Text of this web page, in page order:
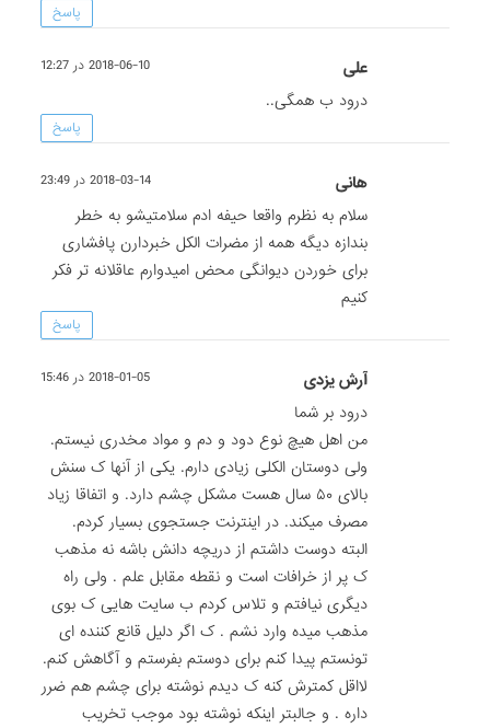
پاسخ
علی 2018-06-10 در 12:27
درود ب همگی..
پاسخ
هانی 2018-03-14 در 23:49
سلام به نظرم واقعا حیفه ادم سلامتیشو به خطر
بندازه دیگه همه از مضرات الکل خبردارن پافشاری
برای خوردن دیوانگی محض امیدوارم عاقلانه تر فکر
کنیم
پاسخ
آرش یزدی 2018-01-05 در 15:46
درود بر شما
من اهل هیچ نوع دود و دم و مواد مخدری نیستم.
ولی دوستان الکلی زیادی دارم. یکی از آنها ک سنش
بالای ۵۰ سال هست مشکل چشم دارد. و اتفاقا زیاد
مصرف میکند. در اینترنت جستجوی بسیار کردم.
البته دوست داشتم از دریچه دانش باشه نه مذهب
ک پر از خرافات است و نقطه مقابل علم . ولی راه
دیگری نیافتم و تلاس کردم ب سایت هایی ک بوی
مذهب میده وارد نشم . ک اگر دلیل قانع کننده ای
تونستم پیدا کنم برای دوستم بفرستم و آگاهش کنم.
لااقل کمترش کنه ک دیدم نوشته برای چشم هم ضرر
داره . و جالبتر اینکه نوشته بود موجب تخریب